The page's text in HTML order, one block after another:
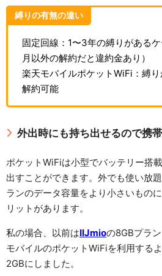
縛りの有無の違い
固定回線：1〜3年の縛りがある
月以外の解約だと違約金あり）
楽天モバイルポケットWiFi：縛
解約可能
外出時にも持ち出せるので携
ポケットWiFiは小型でバッテリー搭
出すことができます。外でも使い放
ランのデータ容量をより小さいもの
リットがあります。
私の場合、以前はIIJmioの8GBプラ
モバイルのポケットWiFiを利用する
2GBにしました。